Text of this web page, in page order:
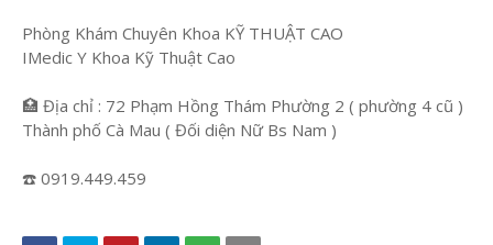
Phòng Khám Chuyên Khoa KỸ THUẬT CAO
IMedic Y Khoa Kỹ Thuật Cao
🏥 Địa chỉ : 72 Phạm Hồng Thám Phường 2 ( phường 4 cũ )
Thành phố Cà Mau ( Đối diện Nữ Bs Nam )
☎️ 0919.449.459